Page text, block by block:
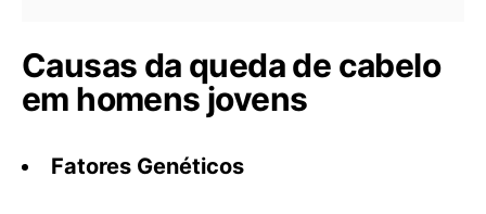
Causas da queda de cabelo
em homens jovens
Fatores Genéticos